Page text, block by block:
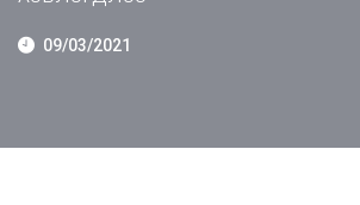
09/03/2021